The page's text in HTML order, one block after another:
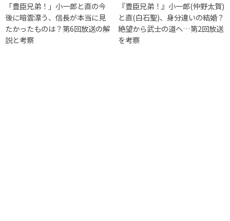
「豊臣兄弟！」小一郎と直の今
後に暗雲漂う、信長が本当に見
たかったものは？第6回放送の解
説と考察
『豊臣兄弟！』小一郎(仲野太賀)
と直(白石聖)、身分違いの結婚？
絶望から武士の道へ…第2回放送
を考察